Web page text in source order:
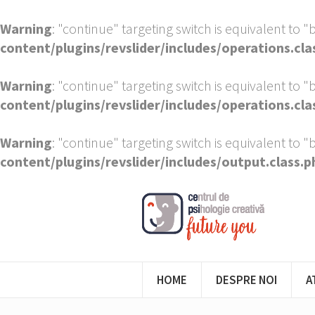
Warning: "continue" targeting switch is equivalent to
content/plugins/revslider/includes/
Warning: "continue" targeting switch is equivalent to
content/plugins/revslider/includes/
Warning: "continue" targeting switch is equivalent to
content/plugins/revslider/includes/
HOME DESPRE NOI